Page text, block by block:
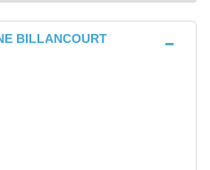
BILLANCOURT